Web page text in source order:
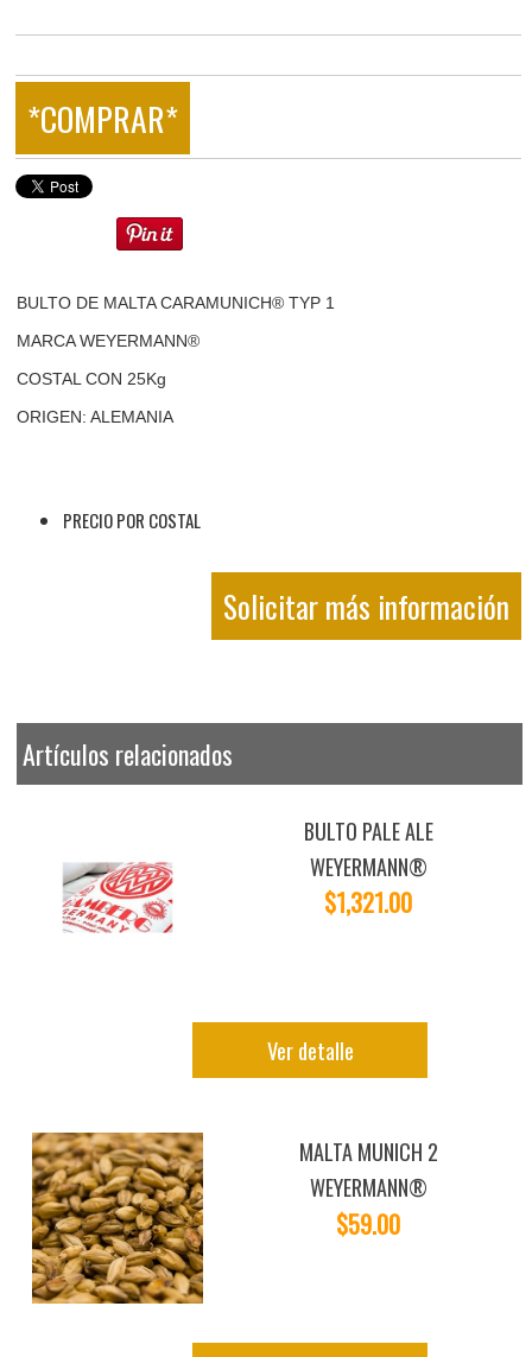
*COMPRAR*
BULTO DE MALTA CARAMUNICH® TYP 1
MARCA WEYERMANN®
COSTAL CON 25Kg
ORIGEN: ALEMANIA
PRECIO POR COSTAL
Solicitar más información
Artículos relacionados
BULTO PALE ALE
WEYERMANN®
$1,321.00
Ver detalle
MALTA MUNICH 2
WEYERMANN®
$59.00